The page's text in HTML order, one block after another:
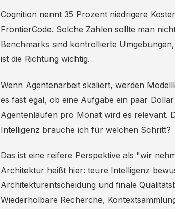
Cognition nennt 35 Prozent niedrigere
FrontierCode. Solche Zahlen sollte man
Benchmarks sind kontrollierte
ist die Richtung wichtig.
Wenn Agentenarbeit skaliert, werden
es fast egal, ob eine Aufgabe ein paar
Agentenläufen pro Monat wird es relevant.
Intelligenz brauche ich für welchen Schritt?
Das ist eine reifere Perspektive als "wir
Architektur heißt hier: teure Intelligenz
Architekturentscheidung und finale
Wiederholbare Recherche,